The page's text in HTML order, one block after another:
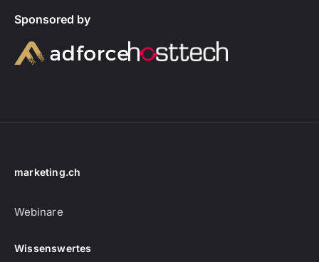
Sponsored by
marketing.ch
Webinare
Wissenswertes